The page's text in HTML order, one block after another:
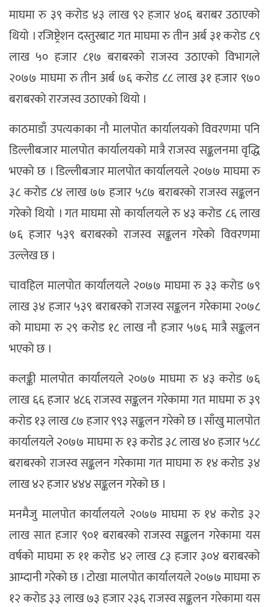
माघमा रु ३९ करोड ४३ लाख ९२ हजार ४०६ बराबर उठाएको
थियो । रजिष्ट्रेशन दस्तुरबाट गत माघमा रु तीन अर्ब ३१ करोड ८९
लाख ५० हजार ८१७ बराबरको राजस्व उठाएको विभागले
२०७७ माघमा रु तीन अर्ब ७६ करोड ८८ लाख ३१ हजार ९७०
बराबरको रारजस्व उठाएको थियो ।
काठमाडाँ उपत्यकाका नौ मालपोत कार्यालयको विवरणमा पनि
डिल्लीबजार मालपोत कार्यालयको मात्रै राजस्व सङ्कलनमा वृद्धि
भएको छ । डिल्लीबजार मालपोत कार्यालयले २०७७ माघमा रु
३८ करोड ८४ लाख ७७ हजार ५८७ बराबरको राजस्व सङ्कलन
गरेको थियो । गत माघमा सो कार्यालयले रु ४३ करोड ८६ लाख
७६ हजार ५३९ बराबरको राजस्व सङ्कलन गरेको विवरणमा
उल्लेख छ ।
चावहिल मालपोत कार्यालयले २०७७ माघमा रु ३३ करोड ७९
लाख ३४ हजार ५३९ बराबरको राजस्व सङ्कलन गरेकामा २०७८
को माघमा रु २९ करोड १८ लाख नौ हजार ५७६ मात्रै सङ्कलन
भएको छ ।
कलङ्की मालपोत कार्यालयले २०७७ माघमा रु ४३ करोड ७६
लाख ६६ हजार ४८६ राजस्व सङ्कलन गरेकामा गत माघमा रु ३९
करोड १३ लाख ८७ हजार ९९३ सङ्कलन गरेको छ । साँखु मालपोत
कार्यालयले २०७७ माघमा रु १३ करोड ३८ लाख ४० हजार ५८८
बराबरको राजस्व सङ्कलन गरेकामा गत माघमा रु १४ करोड ३४
लाख ४२ हजार ४४४ सङ्कलन गरेको छ ।
मनमैजु मालपोत कार्यालयले २०७७ माघमा रु १४ करोड ३२
लाख सात हजार ९०१ बराबरको राजस्व सङ्कलन गरेकामा यस
वर्षको माघमा रु ११ करोड ४२ लाख ८३ हजार ३०४ बराबरको
आम्दानी गरेको छ । टोखा मालपोत कार्यालयले २०७७ माघमा रु
१२ करोड ३३ लाख ७३ हजार २३६ राजस्व सङ्कलन गरेकामा यस